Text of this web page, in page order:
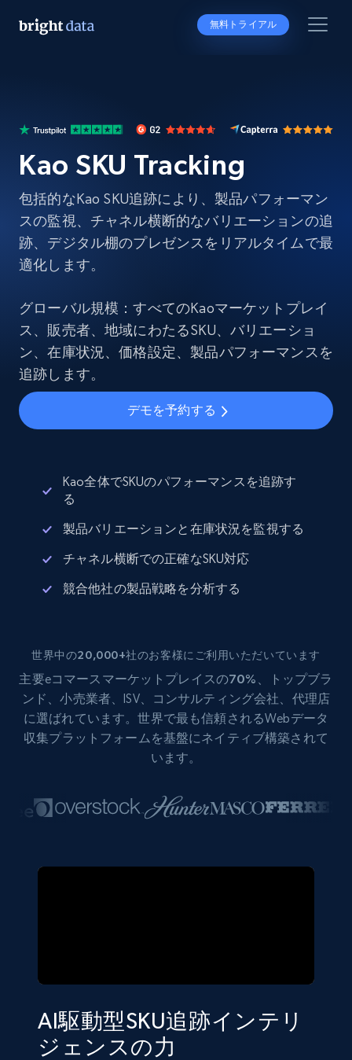
無料トライアル
Kao SKU Tracking
包括的なKao SKU追跡により、製品パフォーマン
スの監視、チャネル横断的なバリエーションの追
跡、デジタル棚のプレゼンスをリアルタイムで最
適化します。
グローバル規模：すべてのKaoマーケットプレイ
ス、販売者、地域にわたるSKU、バリエーショ
ン、在庫状況、価格設定、製品パフォーマンスを
追跡します。
デモを予約する
Kao全体でSKUのパフォーマンスを追跡す
る
製品バリエーションと在庫状況を監視する
チャネル横断での正確なSKU対応
競合他社の製品戦略を分析する
世界中の20,000+社のお客様にご利用いただいています
主要eコマース マーケットプレイスの70% 、トップブラ
ンド、小売業者、ISV、コンサルティング会社、代理店
に選ばれています。世界で最も信頼されるWebデータ
収集プラットフォームを基盤にネイティブ構築されて
います。
AI駆動型SKU追跡インテリ
ジェンスの力